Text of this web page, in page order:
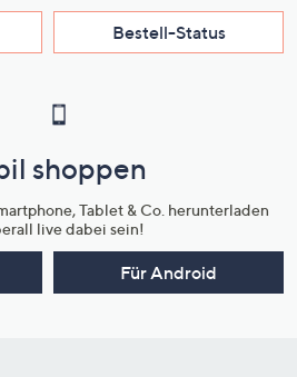
Bestell-Status
shoppen
Tablet & Co. herunterladen
live dabei sein!
Für Android